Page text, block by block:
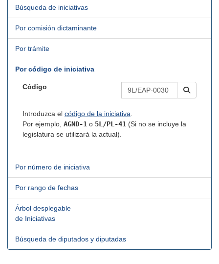
Búsqueda de iniciativas
Por comisión dictaminante
Por trámite
Por código de iniciativa
Código
Introduzca el código de la iniciativa.
Por ejemplo, AGND-1 o 5L/PL-41 (Si no se incluye la
legislatura se utilizará la actual).
Por número de iniciativa
Por rango de fechas
Árbol desplegable
de Iniciativas
Búsqueda de diputados y diputadas